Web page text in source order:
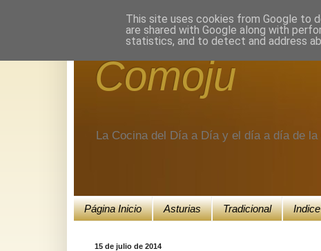
Comoju
La Cocina del Día a Día y el día a día de
Página Inicio Asturias Tradicional Indice
15 de julio de 2014
This site uses cookies from Google to
are shared with Google along with
statistics, and to detect and address